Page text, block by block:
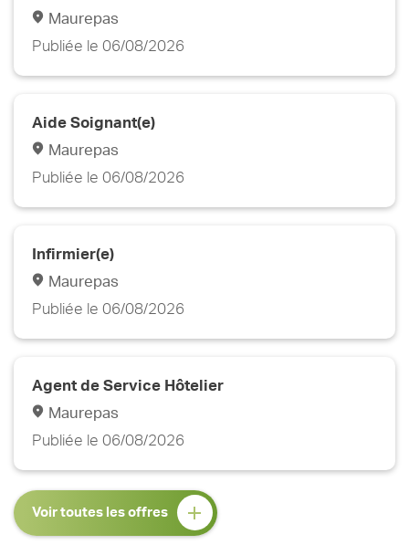
Maurepas
Publiée le 06/08/2026
Aide Soignant(e)
Maurepas
Publiée le 06/08/2026
Infirmier(e)
Maurepas
Publiée le 06/08/2026
Agent de Service Hôtelier
Maurepas
Publiée le 06/08/2026
Voir toutes les offres